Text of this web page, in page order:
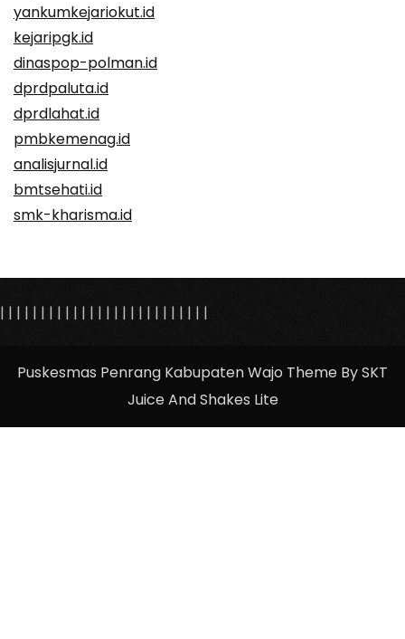
yankumkejariokut.id
kejaripgk.id
dinaspop-polman.id
dprdpaluta.id
dprdlahat.id
pmbkemenag.id
analisjurnal.id
bmtsehati.id
smk-kharisma.id
| | | | | | | | | | | | | | | | | | | | | | | | | |
Puskesmas Penrang Kabupaten Wajo Theme By SKT
Juice And Shakes Lite